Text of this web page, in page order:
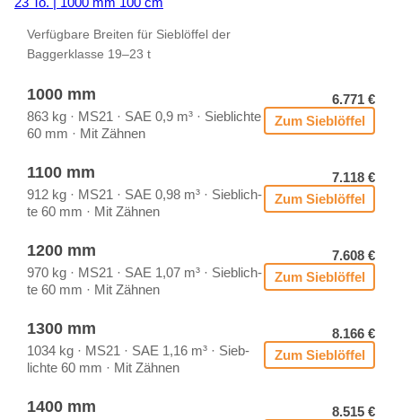
Ver­füg­ba­re Brei­ten für Sieb­löf­fel der
Bag­ger­klas­se 19–23 t
1000 mm
863 kg · MS21 · SAE 0,9 m³ · Sieb­lich­te
60 mm · Mit Zäh­nen
6.771 €
Zum Sieb­löf­fel
1100 mm
912 kg · MS21 · SAE 0,98 m³ · Sieb­lich­
te 60 mm · Mit Zäh­nen
7.118 €
Zum Sieb­löf­fel
1200 mm
970 kg · MS21 · SAE 1,07 m³ · Sieb­lich­
te 60 mm · Mit Zäh­nen
7.608 €
Zum Sieb­löf­fel
1300 mm
1034 kg · MS21 · SAE 1,16 m³ · Sieb­
lich­te 60 mm · Mit Zäh­nen
8.166 €
Zum Sieb­löf­fel
1400 mm
8.515 €